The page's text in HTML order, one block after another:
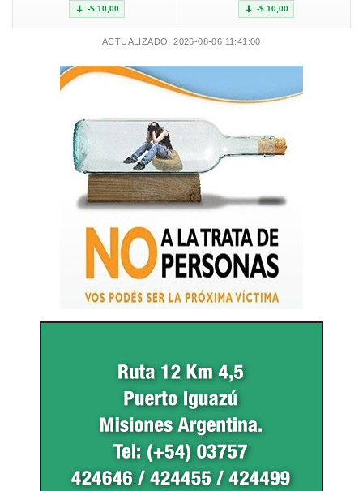
-$ 10,00 -$ 10,00
ACTUALIZADO: 2026-08-06 11:41:00